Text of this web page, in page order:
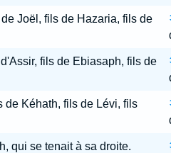
Joël, fils de Hazaria, fils de
fils de Ebiasaph, fils de
de Kéhath, fils de Lévi, fils
qui se tenait à sa droite.